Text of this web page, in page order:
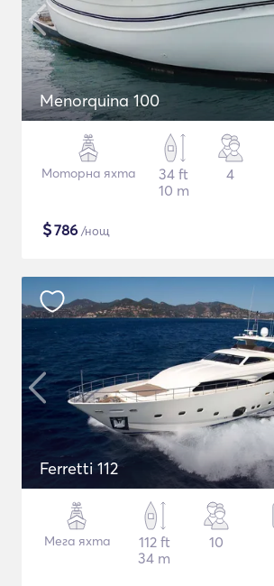
Menorquina 100
Моторна яхта
34 ft
10 m
4
$786 /нощ
Ferretti 112
Мега яхта
112 ft
34 m
10